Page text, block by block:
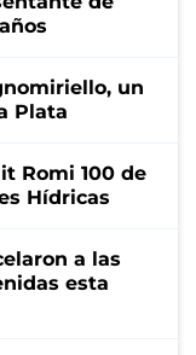
un
Plata
Romi 100 de
Hídricas
a las
esta